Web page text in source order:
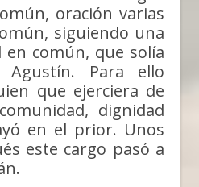
oración varias
siguiendo una
en común, que solía
Para ello
que ejerciera de
dignidad
en el prior. Unos
este cargo pasó a